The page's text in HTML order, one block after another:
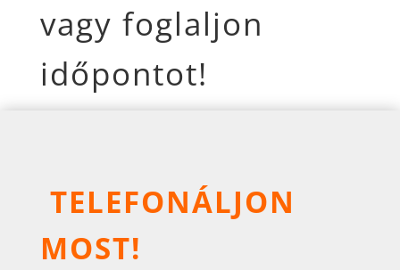
vagy foglaljon
időpontot!
TELEFONÁLJON
MOST!